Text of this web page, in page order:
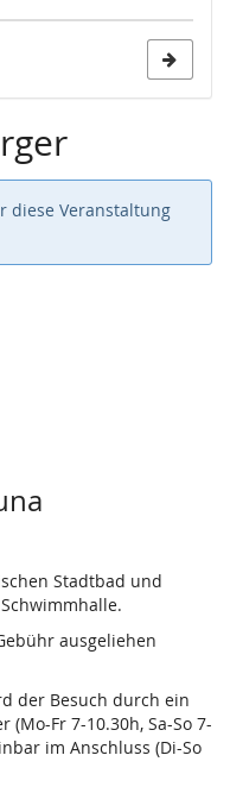
diese Veranstaltung
Stadtbad und
ausgeliehen
der Besuch durch ein
Fr 7-10.30h, Sa-So 7-
im Anschluss (Di-So